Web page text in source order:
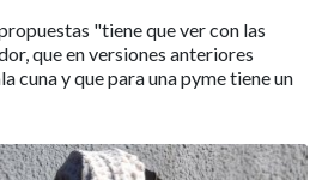
"tiene que ver con las
que en versiones anteriores
cuna y que para una pyme tiene un